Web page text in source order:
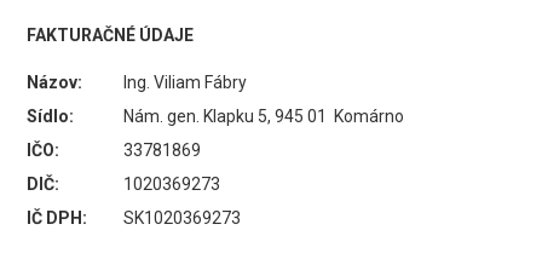
FAKTURAČNÉ ÚDAJE
Názov:
Ing. Viliam Fábry
Sídlo:
Nám. gen. Klapku 5, 945 01 Komárno
IČO:
33781869
DIČ:
1020369273
IČ DPH:
SK1020369273